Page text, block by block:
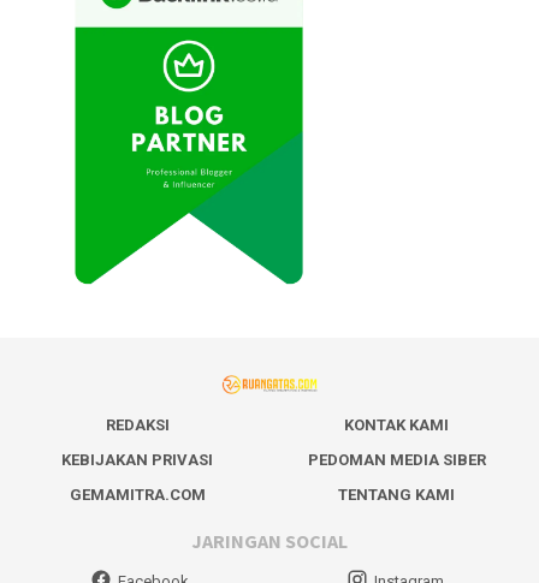
REDAKSI
KONTAK KAMI
KEBIJAKAN PRIVASI
PEDOMAN MEDIA SIBER
GEMAMITRA.COM
TENTANG KAMI
JARINGAN SOCIAL